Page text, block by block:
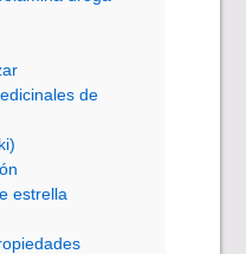
de
estrella